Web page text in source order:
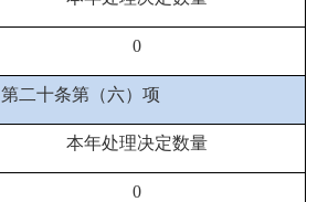
0
第二十条第（六）项
本年处理决定数量
0